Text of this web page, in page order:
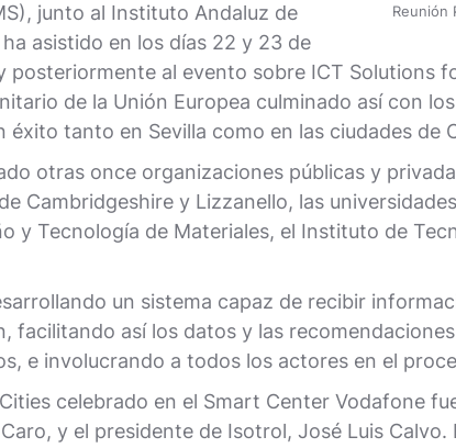
Reunión
junto al Instituto Andaluz de
asistido en los días 22 y 23 de
al evento sobre ICT Solutions
de la Unión Europea culminado así con
tanto en Sevilla como en las ciudades de
otras once organizaciones públicas y
Cambridgeshire y Lizzanello, las
y Tecnología de Materiales, el Instituto de
un sistema capaz de recibir
facilitando así los datos y las
e involucrando a todos los actores en el
celebrado en el Smart Center Vodafone
y el presidente de Isotrol, José Luis